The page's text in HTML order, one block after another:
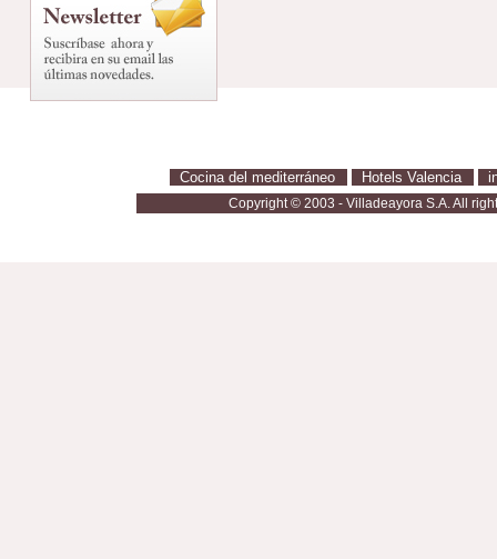
Cocina del mediterráneo Hotels Valencia
Copyright © 2003 - Villadeayora S.A. All